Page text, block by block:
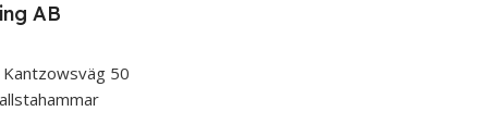
AB
50